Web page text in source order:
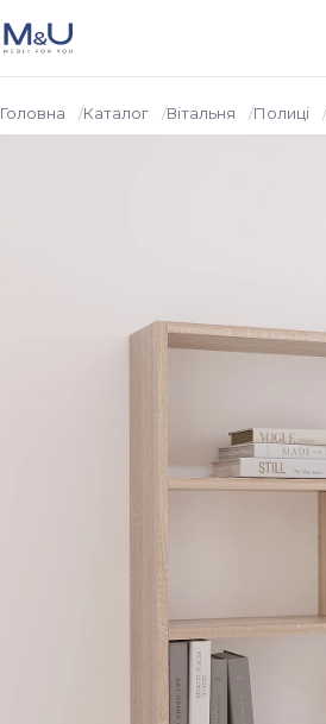
Головна Каталог Вiтальня Полиці